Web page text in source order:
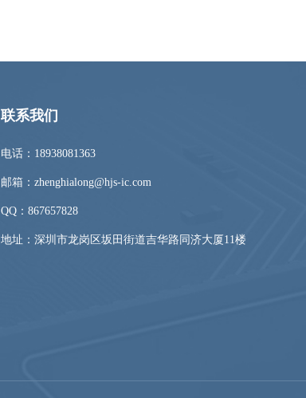
联系我们
电话：18938081363
邮箱：zhenghialong@hjs-ic.com
QQ： 867657828
地址：深圳市龙岗区坂田街道吉华路同济大厦11楼